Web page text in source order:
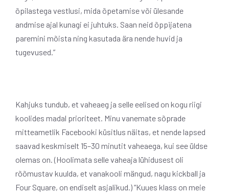
õpilastega vestlusi, mida õpetamise või ülesande
andmise ajal kunagi ei juhtuks. Saan neid õppijatena
paremini mõista ning kasutada ära nende huvid ja
tugevused.”
Kahjuks tundub, et vaheaeg ja selle eelised on kogu riigi
koolides madal prioriteet. Minu vanemate sõprade
mitteametlik Facebooki küsitlus näitas, et nende lapsed
saavad keskmiselt 15–30 minutit vaheaega, kui see üldse
olemas on. (Hoolimata selle vaheaja lühidusest oli
rõõmustav kuulda, et vanakooli mängud, nagu kickball ja
Four Square, on endiselt asjalikud.) “Kuues klass on meie